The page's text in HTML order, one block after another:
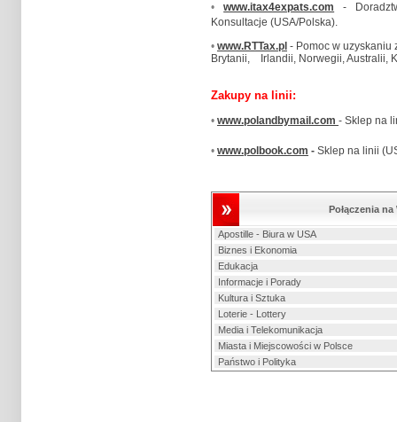
• www.itax4expats.com -
Konsultacje (USA/Polska).
• www.RTTax.pl - Pomoc w uzyskaniu
Brytanii, Irlandii, Norwegii, Australii,
Zakupy na linii:
• www.polandbymail.com - Sklep na
• www.polbook.com - Sklep na linii
Połączenia
Apostille - Biura w USA
Biznes i Ekonomia
Edukacja
Informacje i Porady
Kultura i Sztuka
Loterie - Lottery
Media i Telekomunikacja
Miasta i Miejscowości w Polsce
Państwo i Polityka